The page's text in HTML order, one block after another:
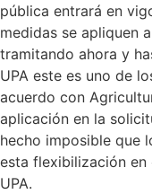
pública entrará en
medidas se apliquen
tramitando ahora y
UPA este es uno de
acuerdo con
aplicación en la
hecho imposible que
esta flexibilización en
UPA.